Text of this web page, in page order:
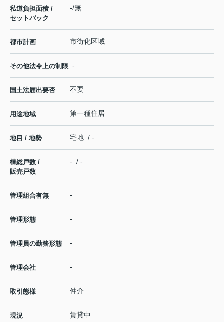
私道負担面積 /
セットバック
-/無
都市計画 市街化区域
その他法令上の制限 -
国土法届出要否 不要
用途地域 第一種住居
地目 / 地勢 宅地 / -
棟総戸数 /
販売戸数
- / -
管理組合有無 -
管理形態 -
管理員の勤務形態 -
管理会社 -
取引態様 仲介
現況 賃貸中